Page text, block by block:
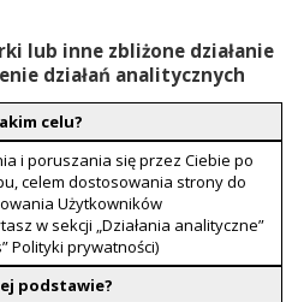
lub inne zbliżone działanie
działań analitycznych
celu?
i poruszania się przez Ciebie po
celem dostosowania strony do
Użytkowników
w sekcji „Działania analityczne”
Polityki prywatności)
podstawie?